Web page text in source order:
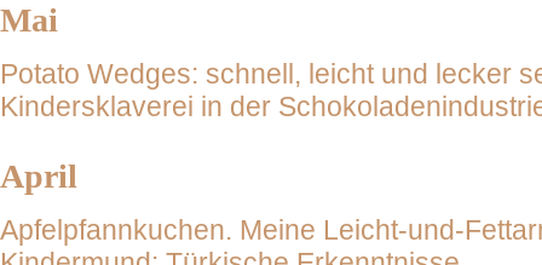
Mai
Potato Wedges: schnell, leicht und lecker
Kindersklaverei in der
April
Apfelpfannkuchen. Meine Leicht-und-